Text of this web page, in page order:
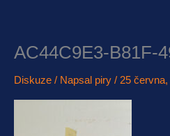
AC44C9E3-B81F-
Diskuze / Napsal piry / 25